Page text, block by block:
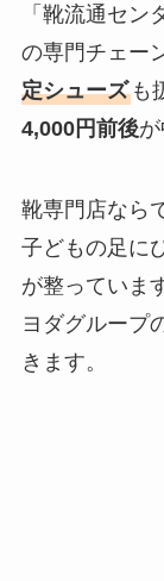
「靴流通セ
の専門チェー
定シューズも
4,000円前後が
靴専門店なら
子どもの足に
が整っていま
ヨダグループ
きます。